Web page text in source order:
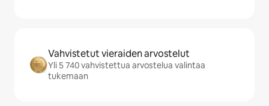
Vahvistetut vieraiden arvostelut
Yli 5 740 vahvistettua arvostelua valintaa
tukemaan